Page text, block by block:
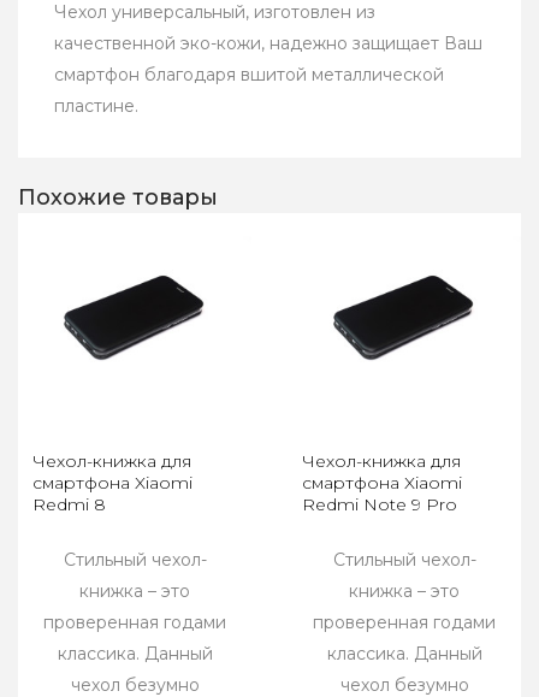
Чехол универсальный, изготовлен из
качественной эко-кожи, надежно защищает Ваш
смартфон благодаря вшитой металлической
пластине.
Похожие товары
Чехол-книжка для
смартфона Xiaomi
Redmi 8
Стильный чехол-
книжка – это
проверенная годами
классика. Данный
чехол безумно
Чехол-книжка для
смартфона Xiaomi
Redmi Note 9 Pro
Стильный чехол-
книжка – это
проверенная годами
классика. Данный
чехол безумно